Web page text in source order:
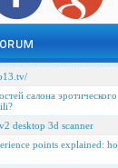
салона эротического
desktop 3d scanner
points explained: